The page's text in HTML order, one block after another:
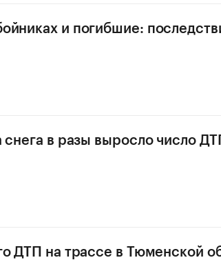
и погибшие:
снега в разы выросло число
ДТП на трассе в Тюменской